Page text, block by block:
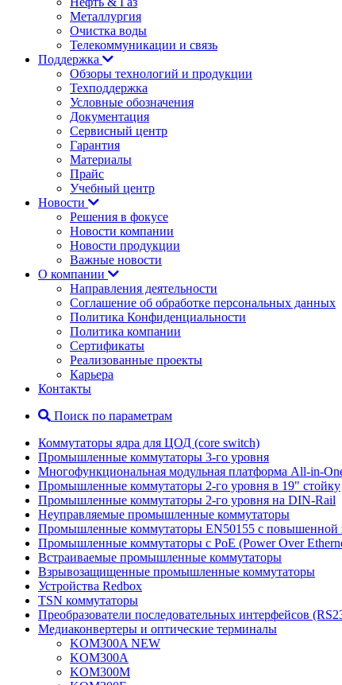
Металлургия
Очистка воды
Телекоммуникации и связь
Поддержка
Обзоры технологий и продукции
Техподдержка
Условные обозначения
Документация
Сервисный центр
Гарантия
Материалы
Прайс
Учебный центр
Новости
Решения в фокусе
Новости компании
Новости продукции
Важные новости
О компании
Направления деятельности
Соглашение об обработке персональных данных
Политика Конфиденциальности
Политика компании
Сертификаты
Реализованные проекты
Карьера
Контакты
Поиск по параметрам
Коммутаторы ядра для ЦОД (core switch)
Промышленные коммутаторы 3-го уровня
Многофункциональная модульная платформа All-in-
Промышленные коммутаторы 2-го уровня в 19" стойку
Промышленные коммутаторы 2-го уровня на DIN-Rail
Неуправляемые промышленные коммутаторы
Промышленные коммутаторы EN50155 с повышенной
Промышленные коммутаторы с PoE (Power Over
Встраиваемые промышленные коммутаторы
Взрывозащищенные промышленные коммутаторы
Устройства Redbox
TSN коммутаторы
Преобразователи последовательных интерфейсов
Медиаконвертеры и оптические терминалы
KOM300A NEW
KOM300A
KOM300M